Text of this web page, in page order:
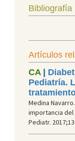
Bibliografía
Artículos
CA |
Pediatría.
Medina
importancia
Pediatr.